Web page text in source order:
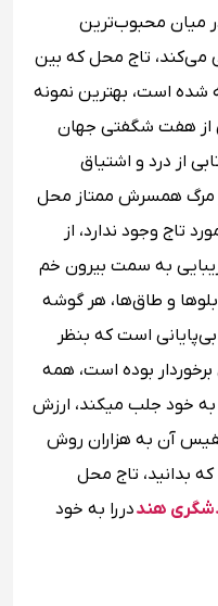
میان محبوب‌ترین
می‌کند، تاج محل که بین
ساخته شده است، بهترین نمونه
از هفت شگفتی جهان
از درد و اشتیاق
همسرش ممتاز محل
تاج وجود ندارد، از
به سمت بیرون خم
و طاق‌ها، هر گوشه
است که بنظر
بوده است، همه
خود جلب میکند، ارزش
آن به هزاران روش
بدانید، تاج محل
هنددر را به خود